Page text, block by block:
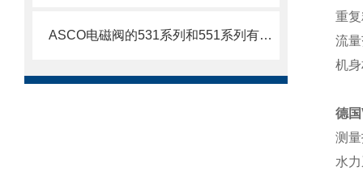
ASCO电磁阀的531系列和551系列有什么差别
重
流
机
德
测
水